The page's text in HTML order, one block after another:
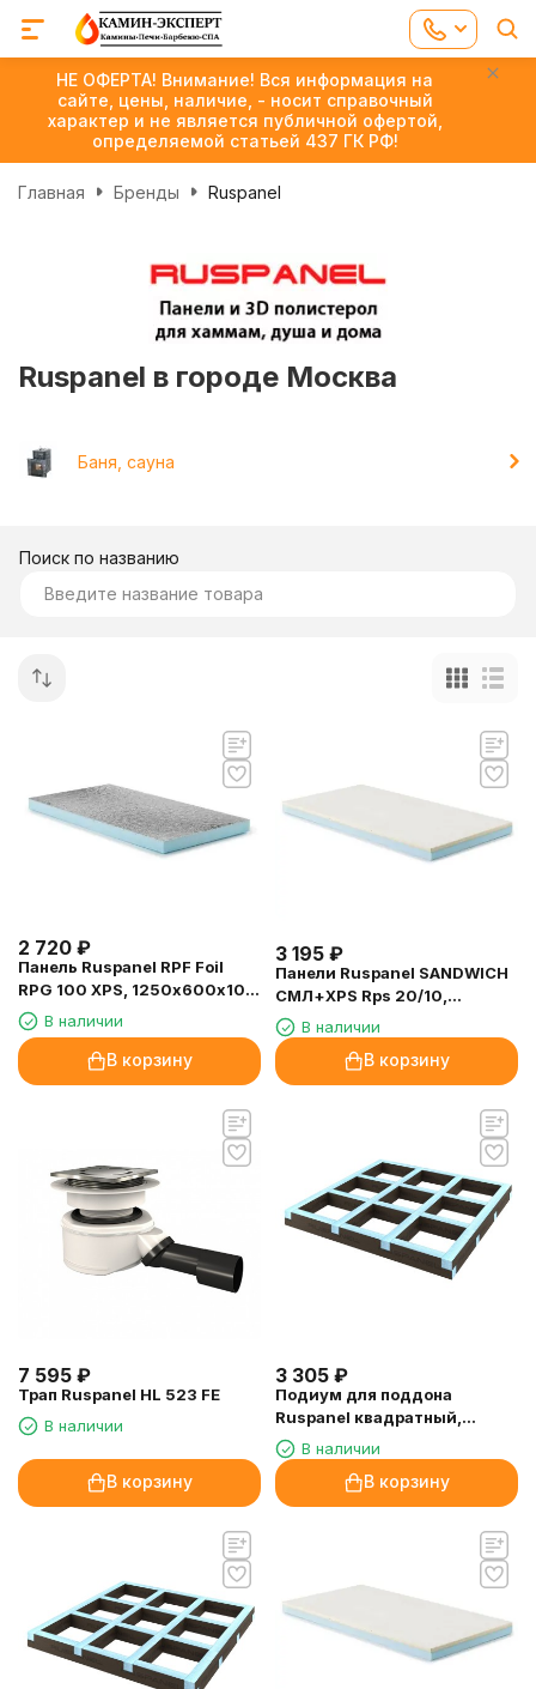
НЕ ОФЕРТА! Внимание! Вся информация на
сайте, цены, наличие, - носит справочный
характер и не является публичной офертой,
определяемой статьей 437 ГК РФ!
Главная Бренды Ruspanel
Ruspanel в городе Москва
Баня, сауна
Поиск по названию
2 720 ₽
Панель Ruspanel RPF Foil
RPG 100 XPS, 1250х600х100
мм.В наличии
В корзину
3 195 ₽
Панели Ruspanel SANDWICH
СМЛ+XPS Rps 20/10,
2400х600х30 мм.
В наличии
В корзину
7 595 ₽
Трап Ruspanel HL 523 FE
В наличии
В корзину
3 305 ₽
Подиум для поддона
Ruspanel квадратный,
1000х1000х50 мм.
В наличии
В корзину